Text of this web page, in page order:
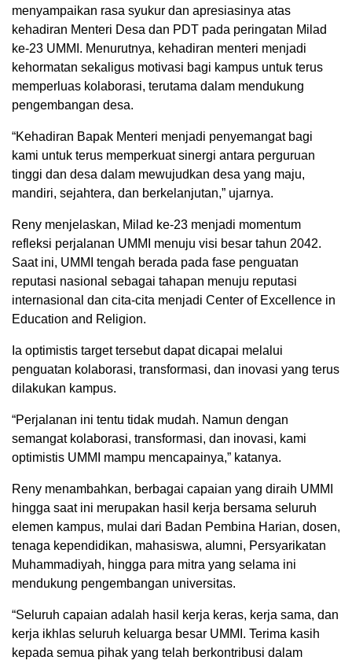
menyampaikan rasa syukur dan apresiasinya atas
kehadiran Menteri Desa dan PDT pada peringatan Milad
ke-23 UMMI. Menurutnya, kehadiran menteri menjadi
kehormatan sekaligus motivasi bagi kampus untuk terus
memperluas kolaborasi, terutama dalam mendukung
pengembangan desa.
“Kehadiran Bapak Menteri menjadi penyemangat bagi
kami untuk terus memperkuat sinergi antara perguruan
tinggi dan desa dalam mewujudkan desa yang maju,
mandiri, sejahtera, dan berkelanjutan,” ujarnya.
Reny menjelaskan, Milad ke-23 menjadi momentum
refleksi perjalanan UMMI menuju visi besar tahun 2042.
Saat ini, UMMI tengah berada pada fase penguatan
reputasi nasional sebagai tahapan menuju reputasi
internasional dan cita-cita menjadi Center of Excellence in
Education and Religion.
Ia optimistis target tersebut dapat dicapai melalui
penguatan kolaborasi, transformasi, dan inovasi yang terus
dilakukan kampus.
“Perjalanan ini tentu tidak mudah. Namun dengan
semangat kolaborasi, transformasi, dan inovasi, kami
optimistis UMMI mampu mencapainya,” katanya.
Reny menambahkan, berbagai capaian yang diraih UMMI
hingga saat ini merupakan hasil kerja bersama seluruh
elemen kampus, mulai dari Badan Pembina Harian, dosen,
tenaga kependidikan, mahasiswa, alumni, Persyarikatan
Muhammadiyah, hingga para mitra yang selama ini
mendukung pengembangan universitas.
“Seluruh capaian adalah hasil kerja keras, kerja sama, dan
kerja ikhlas seluruh keluarga besar UMMI. Terima kasih
kepada semua pihak yang telah berkontribusi dalam